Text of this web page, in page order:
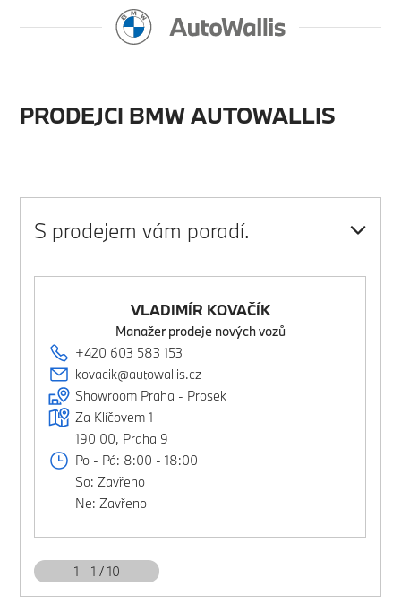
prodejce, partneři mého prodejce, informace
o servisních prohlídkách a konzultacích
pro účely uvedené výše. Uvedené přidružené
společnosti mohou mezi sebou sdílet
PRODEJCI BMW AUTOWALLIS
S prodejem vám poradí.
VLADIMÍR KOVAČÍK
Manažer prodeje nových vozů
+420 603 583 153
kovacik@autowallis.cz
Showroom Praha - Prosek
Za Klíčovem 1
190 00, Praha 9
Po - Pá: 8:00 - 18:00
So: Zavřeno
Ne: Zavřeno
1 - 1 / 10